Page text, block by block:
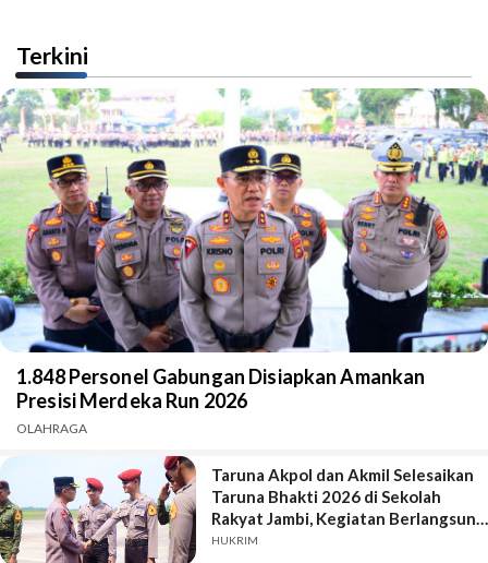
Terkini
1.848 Personel Gabungan Disiapkan Amankan
Presisi Merdeka Run 2026
OLAHRAGA
Taruna Akpol dan Akmil Selesaikan
Taruna Bhakti 2026 di Sekolah
Rakyat Jambi, Kegiatan Berlangsung
Aman dan Lancar
HUKRIM